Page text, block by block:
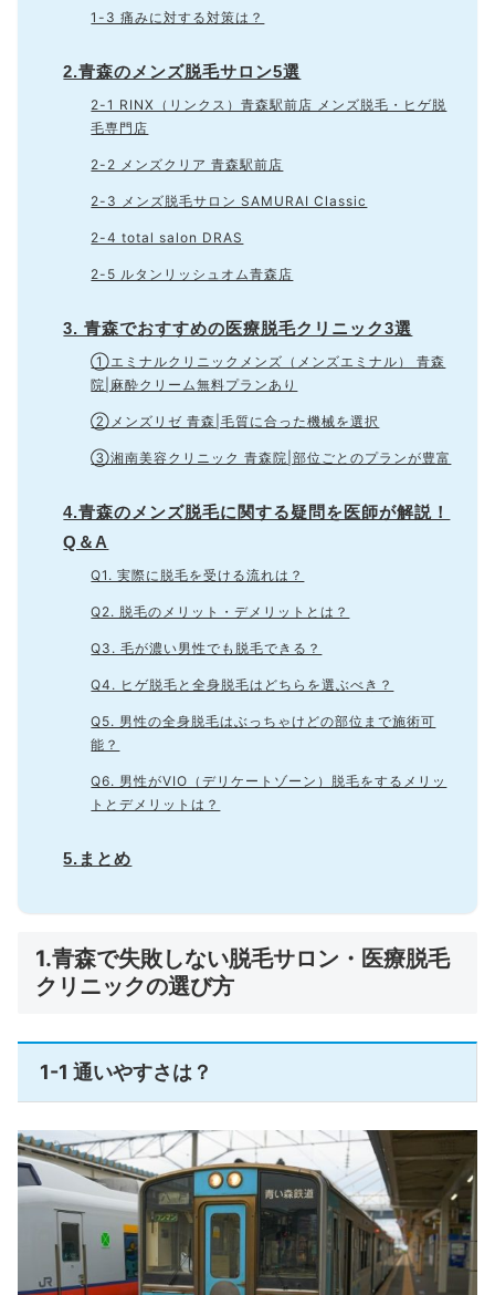
1-3 痛みに対する対策は？
2.青森のメンズ脱毛サロン5選
2-1 RINX（リンクス）青森駅前店 メンズ脱毛・ヒゲ脱
毛専門店
2-2 メンズクリア 青森駅前店
2-3 メンズ脱毛サロン SAMURAI Classic
2-4 total salon DRAS
2-5 ルタンリッシュオム青森店
3. 青森でおすすめの医療脱毛クリニック3選
①エミナルクリニックメンズ（メンズエミナル） 青森
院|麻酔クリーム無料プランあり
②メンズリゼ 青森|毛質に合った機械を選択
③湘南美容クリニック 青森院|部位ごとのプランが豊富
4.青森のメンズ脱毛に関する疑問を医師が解説！
Q＆A
Q1. 実際に脱毛を受ける流れは？
Q2. 脱毛のメリット・デメリットとは？
Q3. 毛が濃い男性でも脱毛できる？
Q4. ヒゲ脱毛と全身脱毛はどちらを選ぶべき？
Q5. 男性の全身脱毛はぶっちゃけどの部位まで施術可
能？
Q6. 男性がVIO（デリケートゾーン）脱毛をするメリッ
トとデメリットは？
5.まとめ
1.青森で失敗しない脱毛サロン・医療脱毛
クリニックの選び方
1-1 通いやすさは？